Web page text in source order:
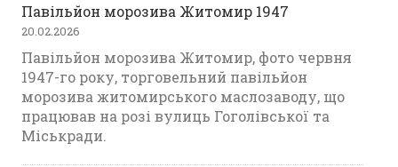
Павільйон морозива Житомир 1947
20.02.2026
Павільйон морозива Житомир, фото червня
1947-го року, торговельний павільйон
морозива житомирського маслозаводу, що
працював на розі вулиць Гоголівської та
Міськради.